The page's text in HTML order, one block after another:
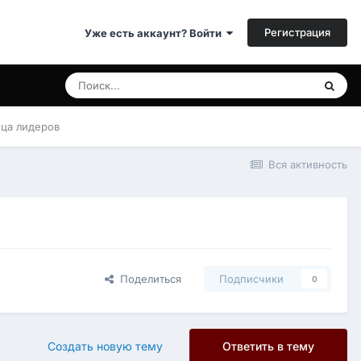
Уже есть аккаунт? Войти Регистрация
лидеров
Вся активность
Поделиться Подписчики 0
Ответить в тему
Создать новую тему